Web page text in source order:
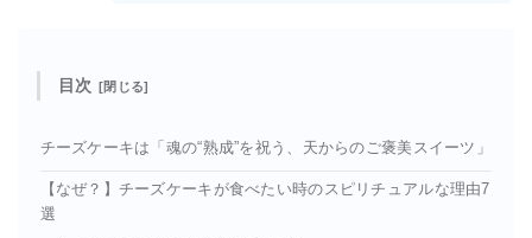
目次
チーズケーキは「魂の“熟成”を祝う、天からのご褒美スイーツ」
【なぜ？】チーズケーキが食べたい時のスピリチュアルな理由7
選